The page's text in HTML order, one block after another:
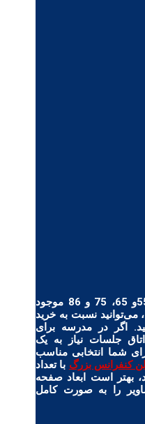
در ابعاد55و 65، 75 و 86 موجود
می‌توانید نسبت به خرید
اگر در مدرسه برای
جلسات نیاز به یک
برد دارید، سایز 65 یا 75 برای شما انتخابی مناسب
کنفرانس بزرگ با تعداد
بهتر است ابعاد صفحه
را به صورت کامل